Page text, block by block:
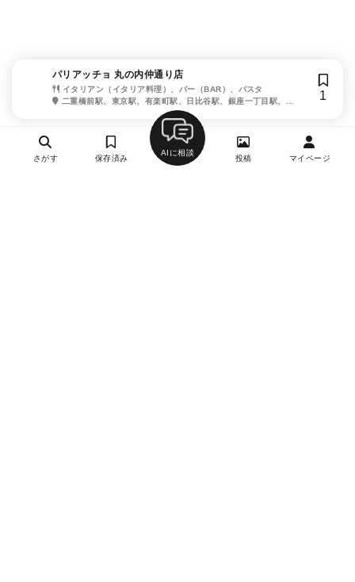
パリアッチョ 丸の内仲通り店
イタリアン（イタリア料理）、バー（BAR）、パスタ
二重橋前駅、東京駅、有楽町駅、日比谷駅、銀座一丁目駅、京
1
さがす 保存済み
AIに相談
投稿 マイページ